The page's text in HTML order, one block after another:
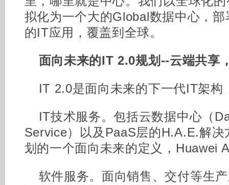
拟化为一个大的Global数据中心，
的IT应用，覆盖到全球。
面向未来的IT 2.0规划--云端共享
IT 2.0是面向未来的下一代IT架构
IT技术服务。包括云数据中心（
Service）以及PaaS层的H.A.E.解
划的一个面向未来的定义，Huawei
软件服务。面向销售、交付等生